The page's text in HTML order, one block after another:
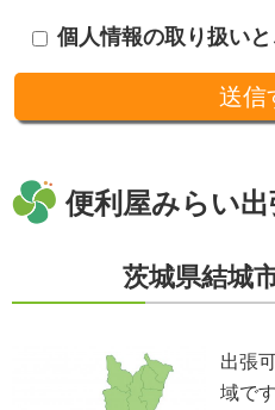
範囲を限定し、適切に取り扱います。
十分な個人情報保護の水準を備える者
準を守るよう定めた上で、指導・管理
す。個人情報の滅失、き損、漏えいお
是正。当方は、お客様の個人情報を厳
情報の取扱いと運用に関する具体的ル
個人情報に関する法令およびその他の
当社の役員、社員、協働者は、個人情
人情報保護が効果的に実施されるよう
を継続して改善します。
個人情報の取扱いに関する問い合わせ
個人情報の取り扱い
便利屋みらい
茨城県結城
出張
域で